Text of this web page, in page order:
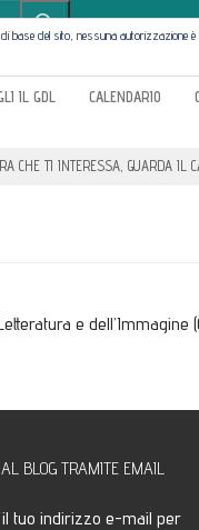
IL GDL CALENDARIO
CHE TI INTERESSA, GUARDA IL
e dell’Immagine
BLOG TRAMITE EMAIL
tuo indirizzo e-mail per
base del sito, nessuna